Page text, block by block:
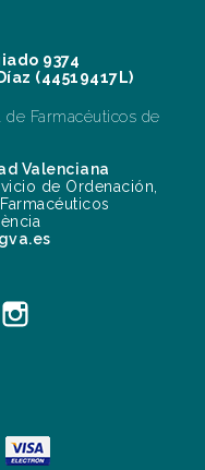
9374
(44519417L)
Farmacéuticos de
Valenciana
de Ordenación,